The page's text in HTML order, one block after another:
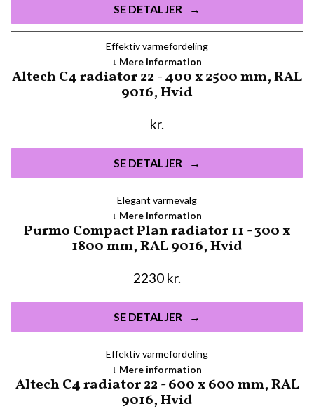
SE DETALJER
Effektiv varmefordeling
Altech C4 radiator 22 - 400 x 2500 mm, RAL
9016, Hvid
kr.
SE DETALJER
Mere information
Elegant varmevalg
Purmo Compact Plan radiator 11 - 300 x
1800 mm, RAL 9016, Hvid
2230 kr.
SE DETALJER
Mere information
Effektiv varmefordeling
Altech C4 radiator 22 - 600 x 600 mm, RAL
9016, Hvid
Mere information